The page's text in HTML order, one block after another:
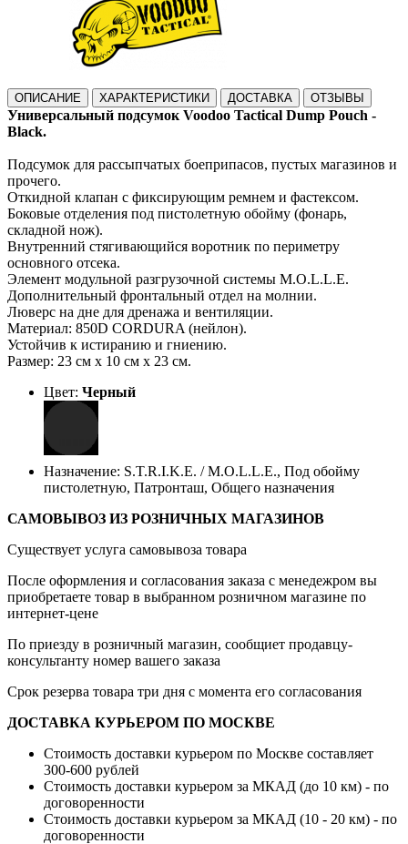
ОПИСАНИЕ ХАРАКТЕРИСТИКИ ДОСТАВКА ОТЗЫВЫ
Универсальный подсумок Voodoo Tactical Dump Pouch -
Black.
Подсумок для рассыпчатых боеприпасов, пустых магазинов и
прочего.
Откидной клапан с фиксирующим ремнем и фастексом.
Боковые отделения под пистолетную обойму (фонарь,
складной нож).
Внутренний стягивающийся воротник по периметру
основного отсека.
Элемент модульной разгрузочной системы M.O.L.L.E.
Дополнительный фронтальный отдел на молнии.
Люверс на дне для дренажа и вентиляции.
Материал: 850D CORDURA (нейлон).
Устойчив к истиранию и гниению.
Размер: 23 см х 10 см x 23 см.
Цвет: Черный
Назначение: S.T.R.I.K.E. / M.O.L.L.E., Под обойму
пистолетную, Патронташ, Общего назначения
САМОВЫВОЗ ИЗ РОЗНИЧНЫХ МАГАЗИНОВ
Существует услуга самовывоза товара
После оформления и согласования заказа с менедежром вы
приобретаете товар в выбранном розничном магазине по
интернет-цене
По приезду в розничный магазин, сообщиет продавцу-
консультанту номер вашего заказа
Срок резерва товара три дня с момента его согласования
ДОСТАВКА КУРЬЕРОМ ПО МОСКВЕ
Стоимость доставки курьером по Москве составляет
300-600 рублей
Стоимость доставки курьером за МКАД (до 10 км) - по
договоренности
Стоимость доставки курьером за МКАД (10 - 20 км) - по
договоренности